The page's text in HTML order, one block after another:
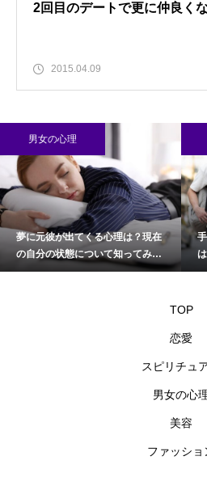
2回目のデートで更に仲良く
2015.04.09
男女の心理
夢に元彼が出てくる心理は？現在
の自分の状態について知ってみよ
う
TOP
恋愛
スピリチュ
男女の心
美容
ファッショ